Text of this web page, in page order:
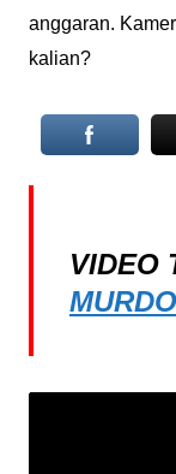
anggaran.
kalian?
VIDEO